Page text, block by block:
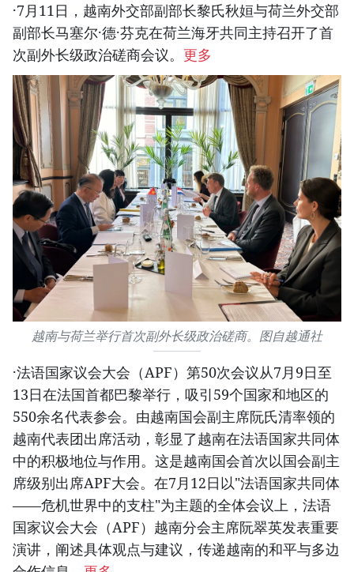
·7月11日，越南外交部副部长黎氏秋姮与荷兰外交部
副部长马塞尔·德·芬克在荷兰海牙共同主持召开了首
次副外长级政治磋商会议。 更多
越南与荷兰举行首次副外长级政治磋商。图自越通社
·法语国家议会大会（APF）第50次会议从7月9日至
13日在法国首都巴黎举行，吸引59个国家和地区的
550余名代表参会。由越南国会副主席阮氏清率领的
越南代表团出席活动，彰显了越南在法语国家共同体
中的积极地位与作用。这是越南国会首次以国会副主
席级别出席APF大会。在7月12日以"法语国家共同体
——危机世界中的支柱"为主题的全体会议上，法语
国家议会大会（APF）越南分会主席阮翠英发表重要
演讲，阐述具体观点与建议，传递越南的和平与多边